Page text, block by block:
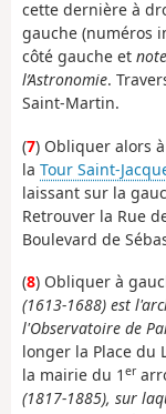
cette dernière à
gauche (numéros
côté gauche et
l’Astronomie.
Saint-Martin.
(7) Obliquer alors
la Tour Saint-
laissant sur la
Retrouver la Rue
Boulevard de
(8) Obliquer à
(1613-1688) est
l'Observatoire de
longer la Place du
la mairie du 1 er
(1817-1885), sur